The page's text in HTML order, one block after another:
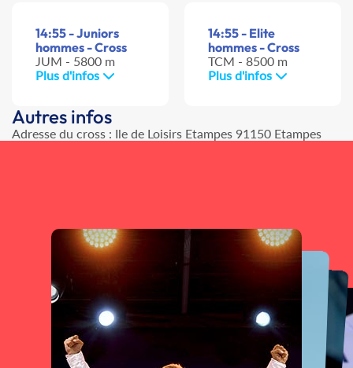
14:55 - Juniors
hommes - Cross
JUM - 5800 m
Plus d'infos
14:55 - Elite
hommes - Cross
TCM - 8500 m
Plus d'infos
Autres infos
Adresse du cross : Ile de Loisirs Etampes 91150 Etampes